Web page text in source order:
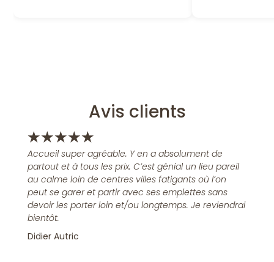
Avis clients
★★★★★
Accueil super agréable. Y en a absolument de
partout et à tous les prix. C’est génial un lieu pareil
au calme loin de centres villes fatigants où l’on
peut se garer et partir avec ses emplettes sans
devoir les porter loin et/ou longtemps. Je reviendrai
bientôt.
Didier Autric